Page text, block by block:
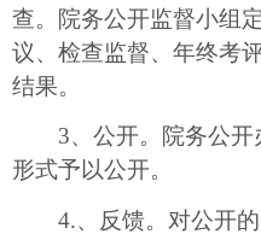
查。院务公开监督小组
议、检查监督、年终考
结果。
3、公开。院务公开
形式予以公开。
4.、反馈。对公开的